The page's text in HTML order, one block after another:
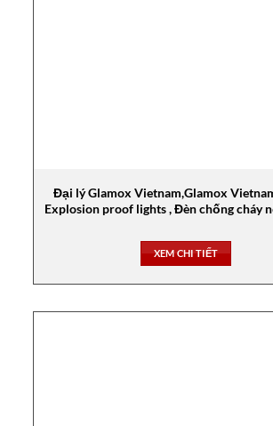
Đại lý Glamox Vietnam,Glamox
Explosion proof lights , Đèn chống cháy
XEM CHI TIẾT